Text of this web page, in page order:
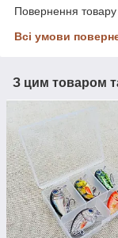
Повернення
Всі умови
З цим товаром